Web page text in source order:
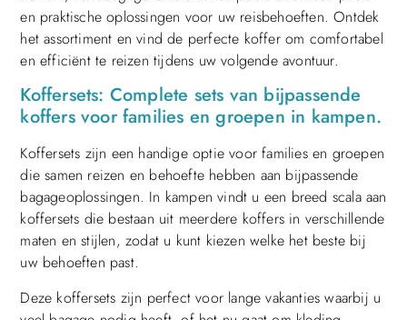
en praktische oplossingen voor uw reisbehoeften. Ontdek
het assortiment en vind de perfecte koffer om comfortabel
en efficiënt te reizen tijdens uw volgende avontuur.
Koffersets: Complete sets van bijpassende
koffers voor families en groepen in kampen.
Koffersets zijn een handige optie voor families en groepen
die samen reizen en behoefte hebben aan bijpassende
bagageoplossingen. In kampen vindt u een breed scala aan
koffersets die bestaan uit meerdere koffers in verschillende
maten en stijlen, zodat u kunt kiezen welke het beste bij
uw behoeften past.
Deze koffersets zijn perfect voor lange vakanties waarbij u